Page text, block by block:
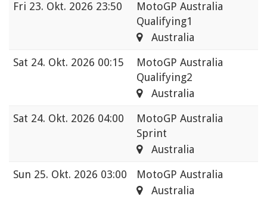
Fri 23. Okt. 2026 23:50
MotoGP Australia
Qualifying1
Australia
Sat 24. Okt. 2026 00:15
MotoGP Australia
Qualifying2
Australia
Sat 24. Okt. 2026 04:00
MotoGP Australia
Sprint
Australia
Sun 25. Okt. 2026 03:00
MotoGP Australia
Australia